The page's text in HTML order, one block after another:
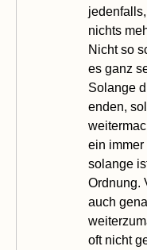
nichts
Nicht so
es ganz
Solange
enden,
ein
solange
Ordnung.
auch
oft nicht